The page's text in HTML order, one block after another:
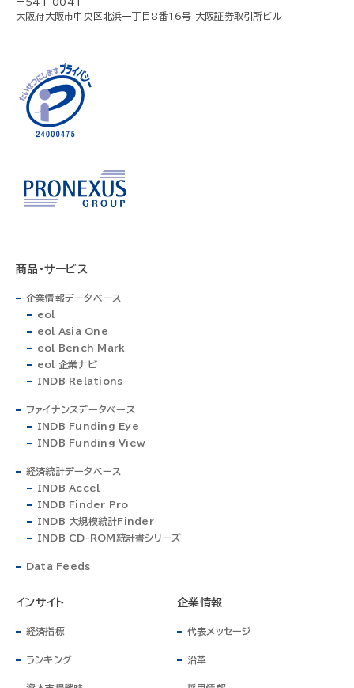
大阪府大阪市中央区北浜一丁目8番16号 大阪証券取引所ビル
商品・サービス
企業情報データベース
eol
eol Asia One
eol Bench Mark
eol 企業ナビ
INDB Relations
ファイナンスデータベース
INDB Funding Eye
INDB Funding View
経済統計データベース
INDB Accel
INDB Finder Pro
INDB 大規模統計Finder
INDB CD-ROM統計書シリーズ
Data Feeds
インサイト
経済指標
ランキング
企業情報
代表メッセージ
沿革